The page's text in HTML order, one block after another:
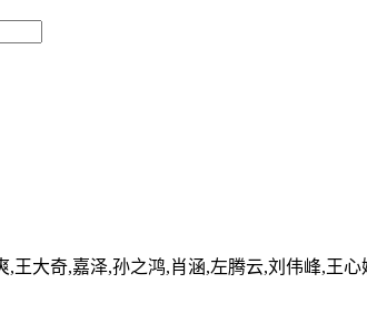
,王大奇,嘉泽,孙之鸿,肖涵,左腾云,刘伟峰,王